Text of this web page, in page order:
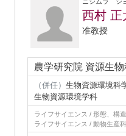
西村 正
准教授
農学研究院 資源生
（併任） 生物資源環境科
生物資源環境学科
ライフサイエンス / 形態、構
ライフサイエンス / 動物生産